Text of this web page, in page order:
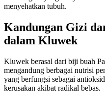
menyehatkan tubuh.
Kandungan Gizi
dalam Kluwek
Kluwek berasal dari biji buah
mengandung berbagai nutrisi
yang berfungsi sebagai
kerusakan akibat radikal bebas.